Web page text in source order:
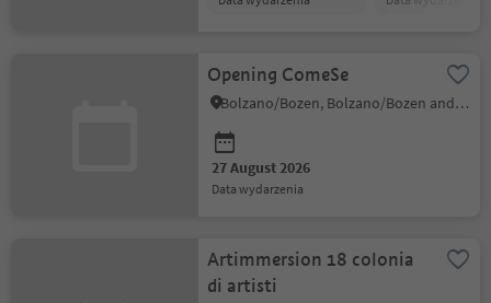
Opening ComeSe
Bolzano/Bozen, Bolzano/Bozen and environs
27 August 2026
data wydarzenia
Artimmersion 18 colonia
di artisti